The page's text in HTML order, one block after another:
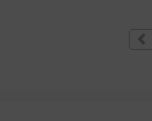
ที่ 2